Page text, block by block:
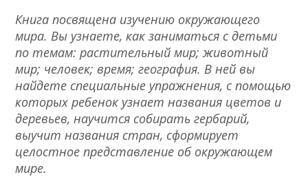
Книга посвящена изучению окружающего
мира. Вы узнаете, как заниматься с детьми
по темам: растительный мир; животный
мир; человек; время; география. В ней вы
найдете специальные упражнения, с помощью
которых ребенок узнает названия цветов и
деревьев, научится собирать гербарий,
выучит названия стран, сформирует
целостное представление об окружающем
мире.